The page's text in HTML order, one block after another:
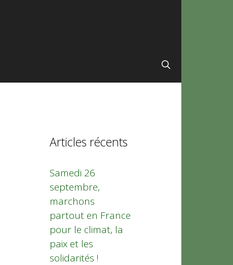
Articles récents
Samedi 26
septembre,
marchons
partout en France
pour le climat, la
paix et les
solidarités !